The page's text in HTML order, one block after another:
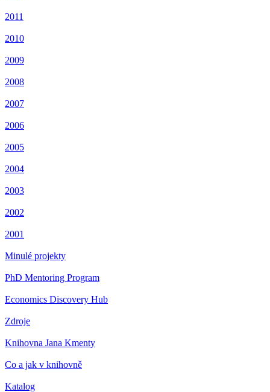
2011
2010
2009
2008
2007
2006
2005
2004
2003
2002
2001
Minulé projekty
PhD Mentoring Program
Economics Discovery Hub
Zdroje
Knihovna Jana Kmenty
Co a jak v knihovně
Katalog